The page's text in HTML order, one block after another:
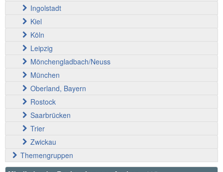
Ingolstadt
Kiel
Köln
Leipzig
Mönchengladbach/Neuss
München
Oberland, Bayern
Rostock
Saarbrücken
Trier
Zwickau
Themengruppen